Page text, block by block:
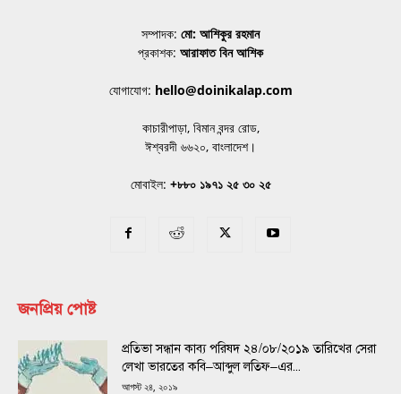
সম্পাদক: মো: আশিকুর রহমান
প্রকাশক: আরাফাত বিন আশিক
যোগাযোগ: hello@doinikalap.com
কাচারীপাড়া, বিমান বন্দর রোড,
ঈশ্বরদী ৬৬২০, বাংলাদেশ।
মোবাইল: +৮৮০ ১৯৭১ ২৫ ৩০ ২৫
জনপ্রিয় পোষ্ট
প্রতিভা সন্ধান কাব্য পরিষদ ২৪/০৮/২০১৯ তারিখের সেরা
লেখা ভারতের কবি–আব্দুল লতিফ–এর...
আগস্ট ২৪, ২০১৯